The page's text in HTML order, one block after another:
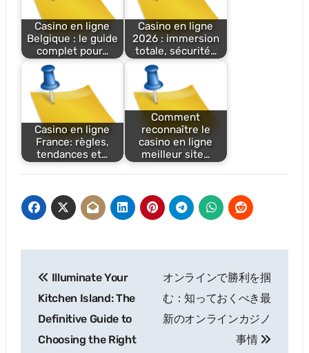
Casino en ligne
Belgique : le guide
complet pour…
Casino en ligne
2026 : immersion
totale, sécurité…
Casino en ligne
France: règles,
tendances et…
Comment
reconnaître le
casino en ligne
meilleur site…
navigation
Illuminate Your
Kitchen Island: The
Definitive Guide to
Choosing the Right
オンラインで勝利を掴
む：知っておくべき最
新のオンラインカジノ
事情